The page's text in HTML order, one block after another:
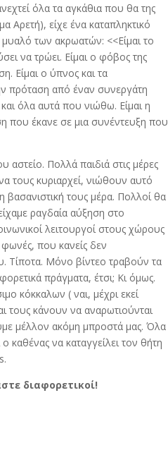
όλα τα αγκάθια που θα της
Αρετή), είχε ένα καταπληκτικό
των ακρωατών: <<Είμαι το
να τρώει. Είμαι ο φόβος της
Είμαι ο ύπνος και τα
πρόταση από έναν συνεργάτη
όλα αυτά που νιώθω. Είμαι η
που έκανε σε μια συνέντευξη που
αστείο. Πολλά παιδιά στις μέρες
τους κυριαρχεί, νιώθουν αυτό
τους μέρα. Πολλοί θα
ραγδαία αύξηση στο
λειτουργοί στους χώρους
που κανείς δεν
Τίποτα. Μόνο βίντεο τραβούν τα
πράγματα, έτσι; Κι όμως.
κόκκαλων ( ναι, μέχρι εκεί
τους κάνουν να αναρωτιούνται
μέλλον ακόμη μπροστά μας. Όλα
να καταγγείλει τον θήτη
διαφορετικοί!